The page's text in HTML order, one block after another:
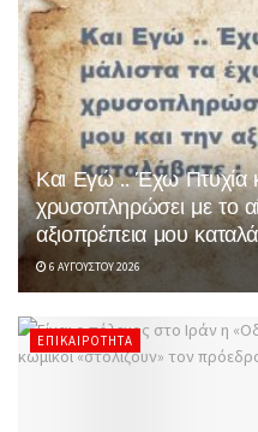
Και Εγώ .. Έχω Πτυχία
χρυσοπληρώσει με το
αξιοπρέπεια μου
6 ΑΥΓΟΎΣΤΟΥ 2026
ΕΠΙΚΑΙΡΌΤΗΤΑ